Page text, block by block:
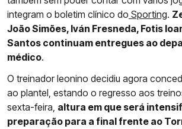
integram o boletim clínico do Sporting.
João Simões, Iván Fresneda, Fotis
Santos continuam entregues ao
médico.
O treinador leonino decidiu agora
ao plantel, estando o regresso aos
sexta-feira, altura em que será
preparação para a final frente ao